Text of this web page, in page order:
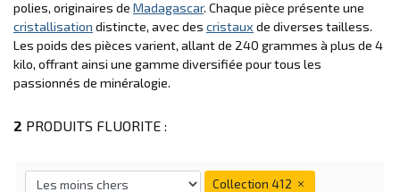
polies, originaires de Madagascar. Chaque pièce présente une
cristallisation distincte, avec des cristaux de diverses tailless.
Les poids des pièces varient, allant de 240 grammes à plus de 4
kilo, offrant ainsi une gamme diversifiée pour tous les
passionnés de minéralogie.
2 PRODUITS FLUORITE :
Collection 412